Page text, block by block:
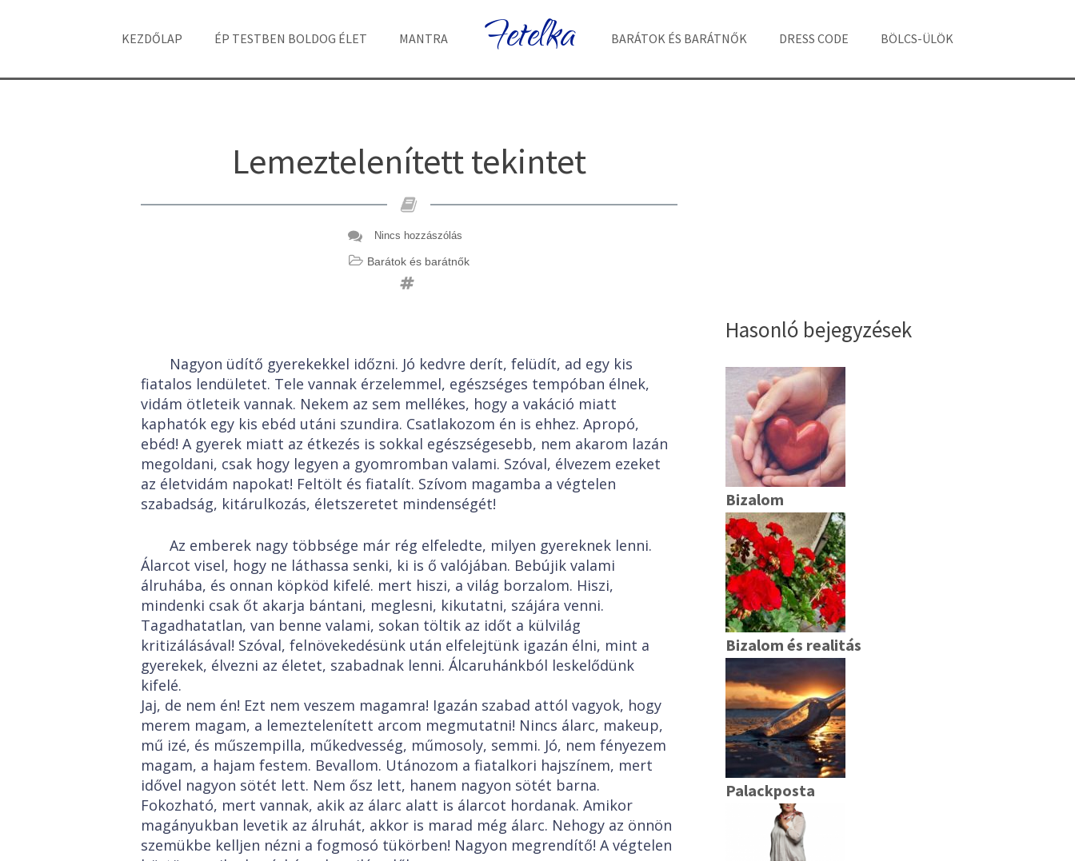
KEZDŐLAP ÉP TESTBEN BOLDOG ÉLET MANTRA Fetelka BARÁTOK ÉS BARÁTNŐK DRESS CODE BÖLCS-ÜLÖK
Lemeztelenített tekintet
Nincs hozzászólás
Barátok és barátnők
Nagyon üdítő gyerekekkel időzni. Jó kedvre derít, felüdít, ad egy kis
fiatalos lendületet. Tele vannak érzelemmel, egészséges tempóban élnek,
vidám ötleteik vannak. Nekem az sem mellékes, hogy a vakáció miatt
kaphatók egy kis ebéd utáni szundira. Csatlakozom én is ehhez. Apropó,
ebéd! A gyerek miatt az étkezés is sokkal egészségesebb, nem akarom lazán
megoldani, csak hogy legyen a gyomromban valami. Szóval, élvezem ezeket
az életvidám napokat! Feltölt és fiatalít. Szívom magamba a végtelen
szabadság, kitárulkozás, életszeretet mindenségét!
Az emberek nagy többsége már rég elfeledte, milyen gyereknek lenni.
Álarcot visel, hogy ne láthassa senki, ki is ő valójában. Bebújik valami
álruhába, és onnan köpköd kifelé. mert hiszi, a világ borzalom. Hiszi,
mindenki csak őt akarja bántani, meglesni, kikutatni, szájára venni.
Tagadhatatlan, van benne valami, sokan töltik az időt a külvilág
kritizálásával! Szóval, felnövekedésünk után elfelejtünk igazán élni, mint a
gyerekek, élvezni az életet, szabadnak lenni. Álcaruhánkból leskelődünk
kifelé.
Jaj, de nem én! Ezt nem veszem magamra! Igazán szabad attól vagyok, hogy
merem magam, a lemeztelenített arcom megmutatni! Nincs álarc, makeup,
mű izé, és műszempilla, műkedvesség, műmosoly, semmi. Jó, nem fényezem
magam, a hajam festem. Bevallom. Utánozom a fiatalkori hajszínem, mert
idővel nagyon sötét lett. Nem ősz lett, hanem nagyon sötét barna.
Fokozható, mert vannak, akik az álarc alatt is álarcot hordanak. Amikor
magányukban levetik az álruhát, akkor is marad még álarc. Nehogy az önnön
szemükbe kelljen nézni a fogmosó tükörben! Nagyon megrendítő! A végtelen
Hasonló bejegyzések
Bizalom
Bizalom és realitás
Palackposta